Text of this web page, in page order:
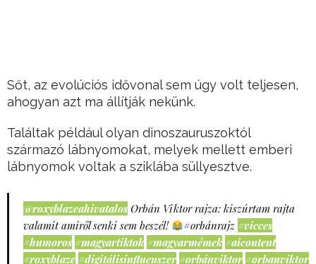
Sőt, az evolúciós idővonal sem úgy volt teljesen,
ahogyan azt ma állítják nekünk.
Találtak például olyan dinoszauruszoktól
származó lábnyomokat, melyek mellett emberi
lábnyomok voltak a sziklába süllyesztve.
@roxyblazeahivatalos Orbán Viktor rajza: kiszúrtam rajta
valamit amiről senki sem beszél!
#orbánrajz #vicces
#humoros #magyartiktok #magyarmémek #aicontent
#roxyblaze #digitálisinfluenszer #orbánviktor #orbanviktor